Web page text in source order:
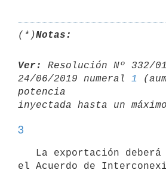
(*)Notas:
Ver:
Resolución Nº 332/
24/06/2019 numeral 1
potencia
3
el Acuerdo de